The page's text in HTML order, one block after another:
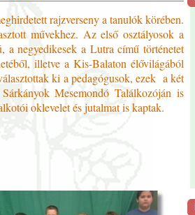
rajzverseny a tanulók körében.
művekhez. Az első osztályosok a
negyedikesek a Lutra című történetet
illetve a Kis-Balaton élővilágából
ki a pedagógusok, ezek a két
Mesemondó Találkozóján is
oklevelet és jutalmat is kaptak.